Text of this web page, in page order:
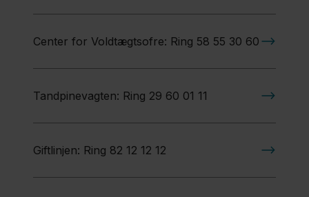
Center for Voldtægtsofre: Ring 58 55 30 60
Tandpinevagten: Ring 29 60 01 11
​Giftlinjen: Ring 82 12 12 12